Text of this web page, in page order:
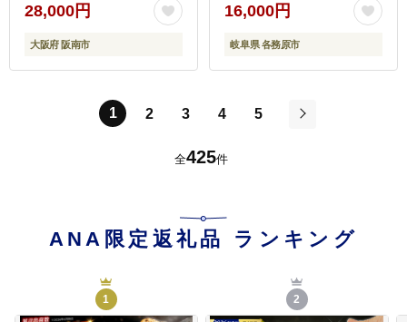
28,000円
大阪府 阪南市
16,000円
岐阜県 各務原市
1 2 3 4
5
全425件
ANA限定返礼品 ランキング
1 2